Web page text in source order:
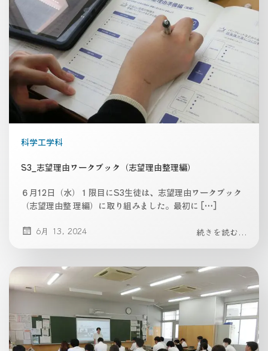
科学工学科
S3_志望理由ワークブック（志望理由整理編）
６月12日（水）１限目にS3生徒は、志望理由ワークブック
（志望理由整 理編）に取り組みました。最初に […]
6月 13, 2024 続きを読む...